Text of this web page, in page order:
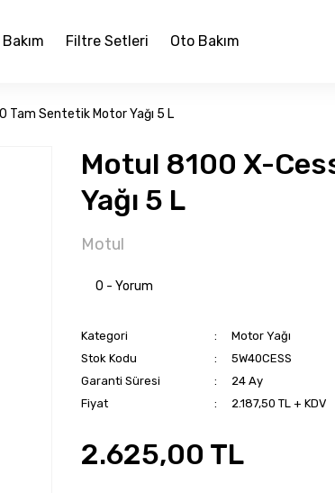
Filtre Setleri Oto Bakım
Tam Sentetik Motor Yağı 5 L
Motul 8100 X-
Yağı 5 L
Motul
0 - Yorum
Kategori
Motor Yağı
Stok Kodu
5W40CESS
Garanti Süresi
24 Ay
Fiyat
2.187,50 TL + KDV
2.625,00 TL